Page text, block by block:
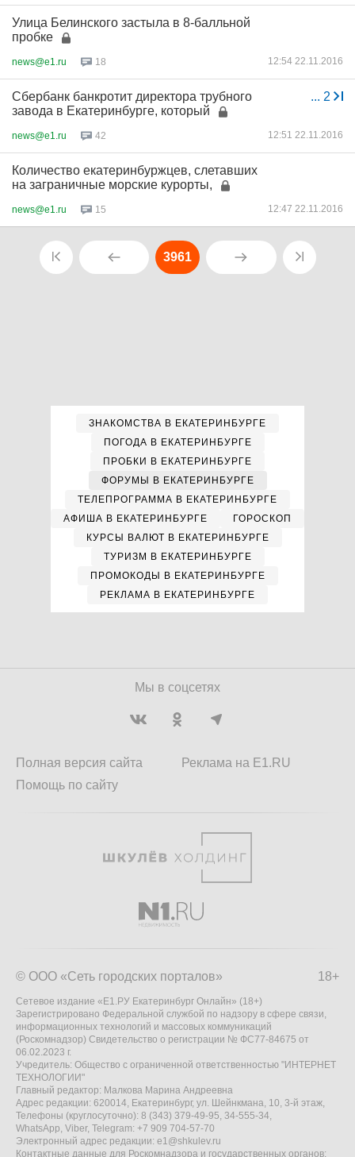
Улица Белинского застыла в 8-балльной
пробке
news@e1.ru 18 12:54 22.11.2016
... 2
Сбербанк банкротит директора трубного
завода в Екатеринбурге, который
news@e1.ru 42 12:51 22.11.2016
Количество екатеринбуржцев, слетавших
на заграничные морские курорты,
news@e1.ru 15 12:47 22.11.2016
3961
ЗНАКОМСТВА В ЕКАТЕРИНБУРГЕ
ПОГОДА В ЕКАТЕРИНБУРГЕ
ПРОБКИ В ЕКАТЕРИНБУРГЕ
ФОРУМЫ В ЕКАТЕРИНБУРГЕ
ТЕЛЕПРОГРАММА В ЕКАТЕРИНБУРГЕ
АФИША В ЕКАТЕРИНБУРГЕ
ГОРОСКОП
КУРСЫ ВАЛЮТ В ЕКАТЕРИНБУРГЕ
ТУРИЗМ В ЕКАТЕРИНБУРГЕ
ПРОМОКОДЫ В ЕКАТЕРИНБУРГЕ
РЕКЛАМА В ЕКАТЕРИНБУРГЕ
Мы в соцсетях
Полная версия сайта
Помощь по сайту
Реклама на E1.RU
18+
© ООО «Сеть городских порталов»
Сетевое издание «Е1.РУ Екатеринбург Онлайн» (18+)
Зарегистрировано Федеральной службой по надзору в сфере связи,
информационных технологий и массовых коммуникаций
(Роскомнадзор) Свидетельство о регистрации № ФС77-84675 от
06.02.2023 г.
Учредитель: Общество с ограниченной ответственностью "ИНТЕРНЕТ
ТЕХНОЛОГИИ"
Главный редактор: Малкова Марина Андреевна
Адрес редакции: 620014, Екатеринбург, ул. Шейнкмана, 10, 3-й этаж,
Телефоны (круглосуточно): 8 (343) 379-49-95, 34-555-34,
WhatsApp, Viber, Telegram: +7 909 704-57-70
Электронный адрес редакции: e1@shkulev.ru
Контактные данные для Роскомнадзора и государственных органов: